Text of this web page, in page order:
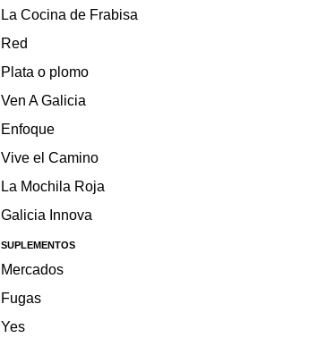
La Cocina de Frabisa
Red
Plata o plomo
Ven A Galicia
Enfoque
Vive el Camino
La Mochila Roja
Galicia Innova
SUPLEMENTOS
Mercados
Fugas
Yes